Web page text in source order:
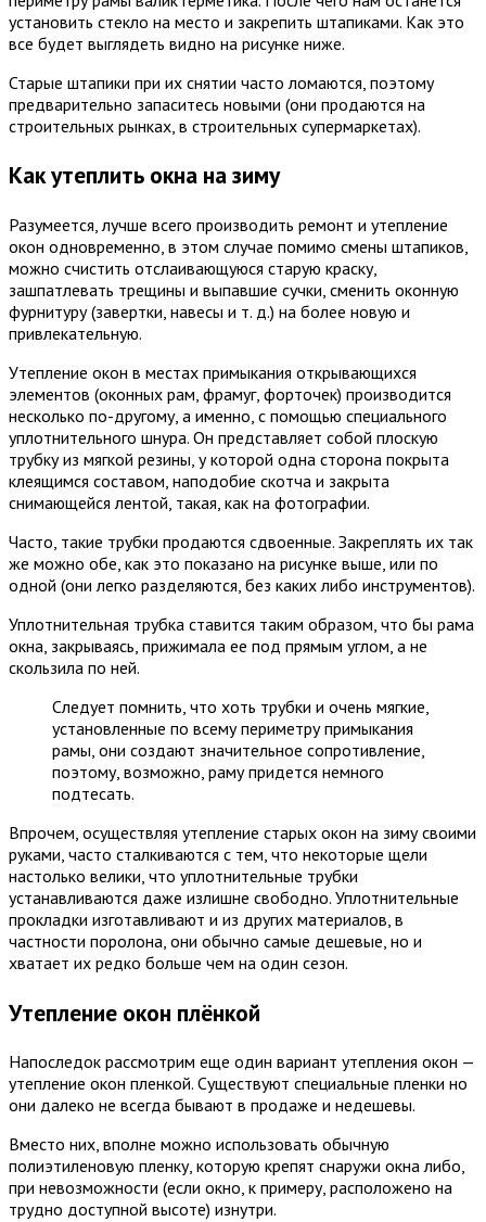
установить стекло на место и закрепить штапиками. Как это
все будет выглядеть видно на рисунке ниже.
Старые штапики при их снятии часто ломаются, поэтому
предварительно запаситесь новыми (они продаются на
строительных рынках, в строительных супермаркетах).
Как утеплить окна на зиму
Разумеется, лучше всего производить ремонт и утепление
окон одновременно, в этом случае помимо смены штапиков,
можно счистить отслаивающуюся старую краску,
зашпатлевать трещины и выпавшие сучки, сменить оконную
фурнитуру (завертки, навесы и т. д.) на более новую и
привлекательную.
Утепление окон в местах примыкания открывающихся
элементов (оконных рам, фрамуг, форточек) производится
несколько по-другому, а именно, с помощью специального
уплотнительного шнура. Он представляет собой плоскую
трубку из мягкой резины, у которой одна сторона покрыта
клеящимся составом, наподобие скотча и закрыта
снимающейся лентой, такая, как на фотографии.
Часто, такие трубки продаются сдвоенные. Закреплять их так
же можно обе, как это показано на рисунке выше, или по
одной (они легко разделяются, без каких либо инструментов).
Уплотнительная трубка ставится таким образом, что бы рама
окна, закрываясь, прижимала ее под прямым углом, а не
скользила по ней.
Следует помнить, что хоть трубки и очень мягкие,
установленные по всему периметру примыкания
рамы, они создают значительное сопротивление,
поэтому, возможно, раму придется немного
подтесать.
Впрочем, осуществляя утепление старых окон на зиму своими
руками, часто сталкиваются с тем, что некоторые щели
настолько велики, что уплотнительные трубки
устанавливаются даже излишне свободно. Уплотнительные
прокладки изготавливают и из других материалов, в
частности поролона, они обычно самые дешевые, но и
хватает их редко больше чем на один сезон.
Утепление окон плёнкой
Напоследок рассмотрим еще один вариант утепления окон —
утепление окон пленкой. Существуют специальные пленки но
они далеко не всегда бывают в продаже и недешевы.
Вместо них, вполне можно использовать обычную
полиэтиленовую пленку, которую крепят снаружи окна либо,
при невозможности (если окно, к примеру, расположено на
трудно доступной высоте) изнутри.